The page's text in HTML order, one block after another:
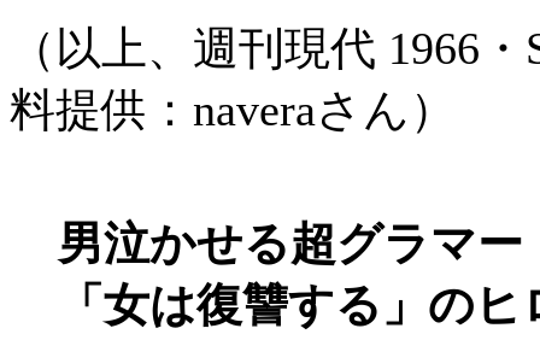
（以上、週刊現代 1966
料提供：naveraさん）
男泣かせる超グラマー
「女は復讐する」の